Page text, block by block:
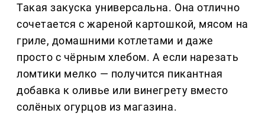
Такая закуска универсальна. Она отлично
сочетается с жареной картошкой, мясом на
гриле, домашними котлетами и даже
просто с чёрным хлебом. А если нарезать
ломтики мелко — получится пикантная
добавка к оливье или винегрету вместо
солёных огурцов из магазина.